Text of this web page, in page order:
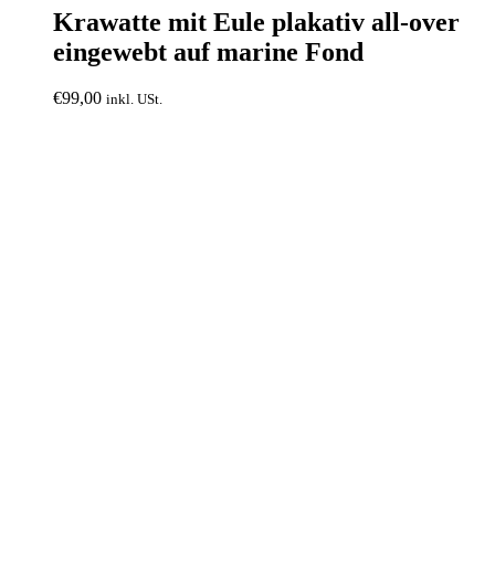
Krawatte mit Eule plakativ all-over
eingewebt auf marine Fond
€99,00 inkl. USt.